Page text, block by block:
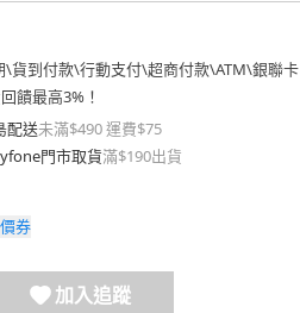
\貨到付款\行動支付\超商付款\ATM\銀聯卡
饋最高3%！
配送未滿$490 運費$75
門市取貨滿$190出貨
券
加入追蹤